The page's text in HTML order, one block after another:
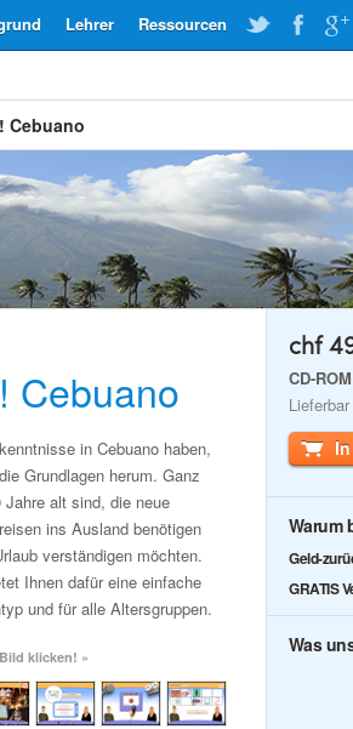
Ressourcen
Lehrer
Cebuano
Cebuano
in Cebuano haben,
Grundlagen herum. Ganz
alt sind, die neue
ins Ausland benötigen
verständigen möchten.
Ihnen dafür eine einfache
und für alle Altersgruppen.
klicken! »
chf
CD-ROM
Warum
Geld-
GRATIS
Was